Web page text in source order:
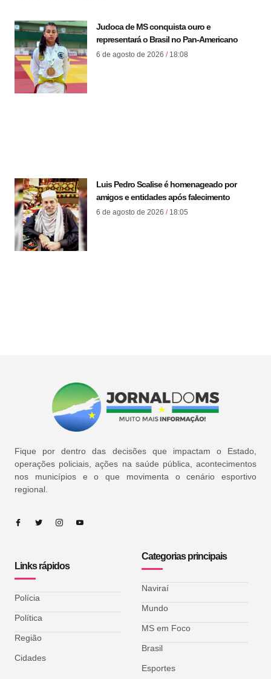
Judoca de MS conquista ouro e
representará o Brasil no Pan-Americano
6 de agosto de 2026 18:08
Luis Pedro Scalise é homenageado por
amigos e entidades após falecimento
6 de agosto de 2026 18:05
Fique por dentro das decisões que impactam o Estado,
operações policiais, ações na saúde pública, acontecimentos
nos municípios e o que movimenta o cenário esportivo
regional.
Links rápidos
Polícia
Política
Região
Cidades
Categorias principais
Naviraí
Mundo
MS em Foco
Brasil
Esportes